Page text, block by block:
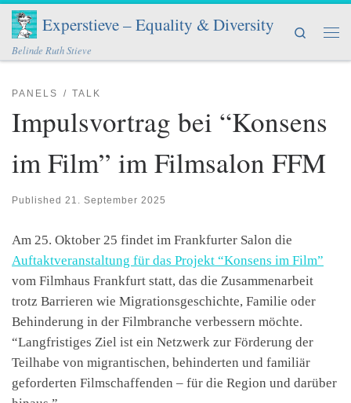
Skip to content
Experstieve – Equality & Diversity
Belinde Ruth Stieve
Search
PANELS TALK
Impulsvortrag bei “Konsens
im Film” im Filmsalon FFM
Published 21. September 2025
Am 25. Oktober 25 findet im Frankfurter Salon die
Auftaktveranstaltung für das Projekt “Konsens im Film”
vom Filmhaus Frankfurt statt, das die Zusammenarbeit
trotz Barrieren wie Migrationsgeschichte, Familie oder
Behinderung in der Filmbranche verbessern möchte.
“Langfristiges Ziel ist ein Netzwerk zur Förderung der
Teilhabe von migrantischen, behinderten und familiär
geforderten Filmschaffenden – für die Region und darüber